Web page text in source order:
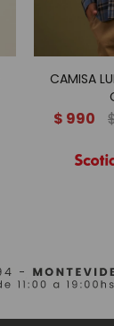
CAMISA
$ 990